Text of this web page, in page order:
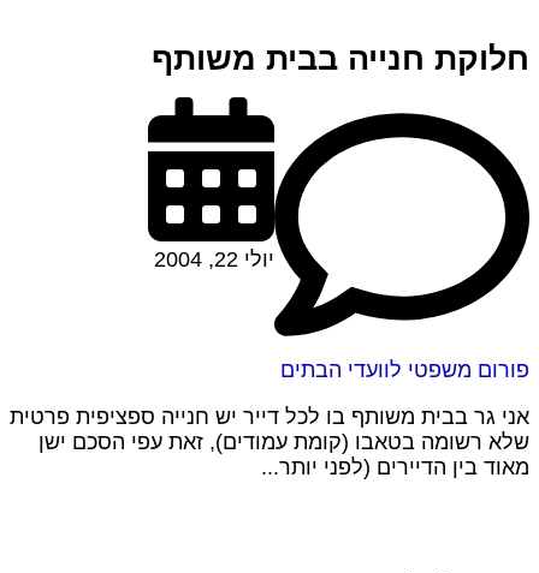
חלוקת חנייה בבית משותף
פורום משפטי לוועדי הבתים
יולי 22, 2004
אני גר בבית משותף בו לכל דייר יש חנייה ספציפית פרטית
שלא רשומה בטאבו (קומת עמודים), זאת עפי הסכם ישן
מאוד בין הדיירים (לפני יותר...